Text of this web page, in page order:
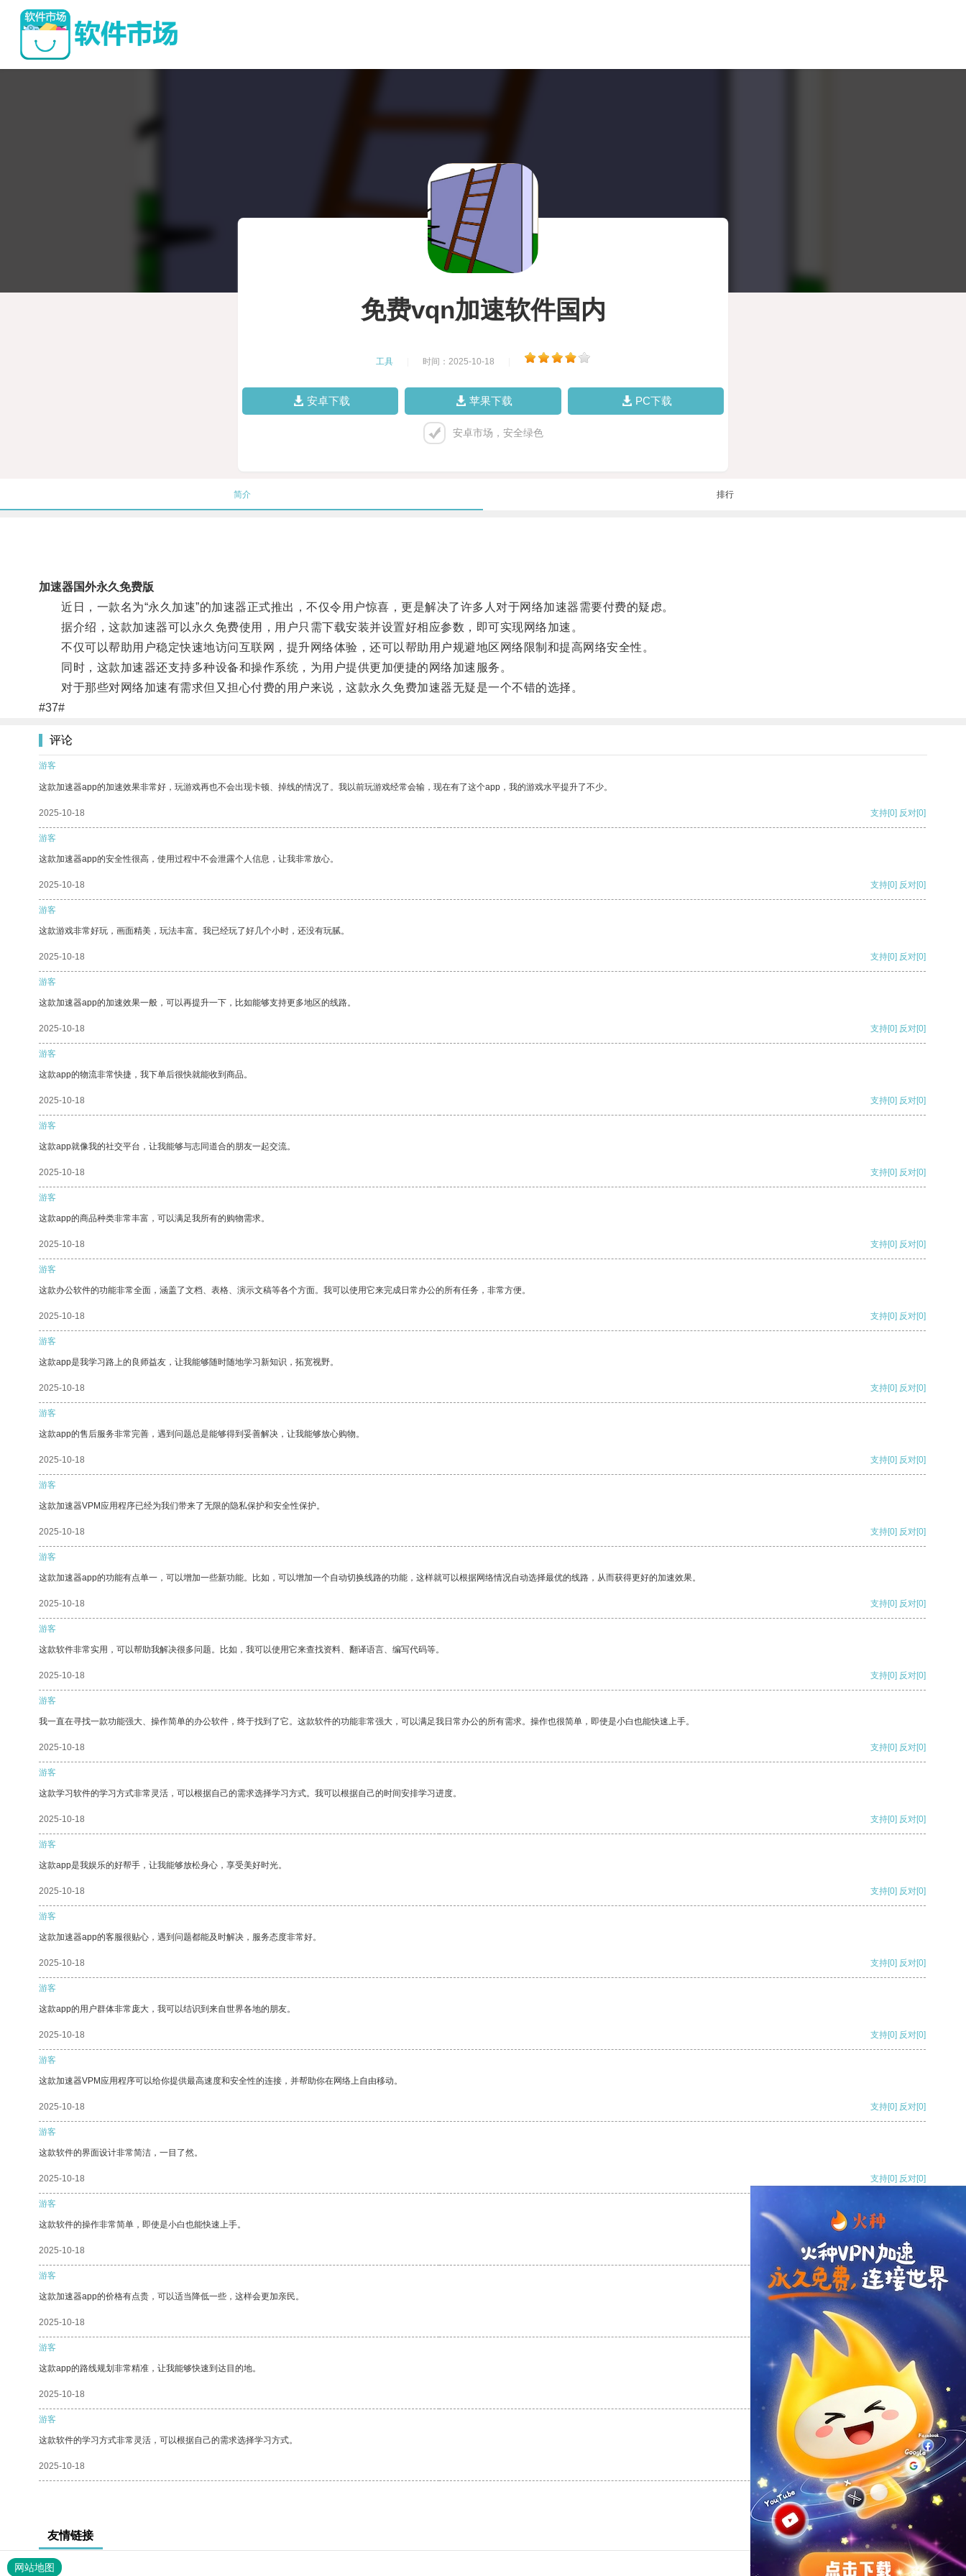
免费vqn加速软件国内
工具 时间：2025-10-18
安卓下载 苹果下载 PC下载
安卓市场，安全绿色
简介 排行
加速器国外永久免费版
近日，一款名为“永久加速”的加速器正式推出，不仅令用户惊喜，更是解决了许多人对于网络加速器需要付费的疑虑。
据介绍，这款加速器可以永久免费使用，用户只需下载安装并设置好相应参数，即可实现网络加速。
不仅可以帮助用户稳定快速地访问互联网，提升网络体验，还可以帮助用户规避地区网络限制和提高网络安全性。
同时，这款加速器还支持多种设备和操作系统，为用户提供更加便捷的网络加速服务。
对于那些对网络加速有需求但又担心付费的用户来说，这款永久免费加速器无疑是一个不错的选择。
#37#
评论
游客
这款加速器app的加速效果非常好，玩游戏再也不会出现卡顿、掉线的情况了。我以前玩游戏经常会输，现在有了这个app，我的游戏水平提升了不少。
2025-10-18 支持[0] 反对[0]
游客
这款加速器app的安全性很高，使用过程中不会泄露个人信息，让我非常放心。
2025-10-18 支持[0] 反对[0]
游客
这款游戏非常好玩，画面精美，玩法丰富。我已经玩了好几个小时，还没有玩腻。
2025-10-18 支持[0] 反对[0]
游客
这款加速器app的加速效果一般，可以再提升一下，比如能够支持更多地区的线路。
2025-10-18 支持[0] 反对[0]
游客
这款app的物流非常快捷，我下单后很快就能收到商品。
2025-10-18 支持[0] 反对[0]
游客
这款app就像我的社交平台，让我能够与志同道合的朋友一起交流。
2025-10-18 支持[0] 反对[0]
游客
这款app的商品种类非常丰富，可以满足我所有的购物需求。
2025-10-18 支持[0] 反对[0]
游客
这款办公软件的功能非常全面，涵盖了文档、表格、演示文稿等各个方面。我可以使用它来完成日常办公的所有任务，非常方便。
2025-10-18 支持[0] 反对[0]
游客
这款app是我学习路上的良师益友，让我能够随时随地学习新知识，拓宽视野。
2025-10-18 支持[0] 反对[0]
游客
这款app的售后服务非常完善，遇到问题总是能够得到妥善解决，让我能够放心购物。
2025-10-18 支持[0] 反对[0]
游客
这款加速器VPM应用程序已经为我们带来了无限的隐私保护和安全性保护。
2025-10-18 支持[0] 反对[0]
游客
这款加速器app的功能有点单一，可以增加一些新功能。比如，可以增加一个自动切换线路的功能，这样就可以根据网络情况自动选择最优的线路，从而获得更好的加速效果。
2025-10-18 支持[0] 反对[0]
游客
这款软件非常实用，可以帮助我解决很多问题。比如，我可以使用它来查找资料、翻译语言、编写代码等。
2025-10-18 支持[0] 反对[0]
游客
我一直在寻找一款功能强大、操作简单的办公软件，终于找到了它。这款软件的功能非常强大，可以满足我日常办公的所有需求。操作也很简单，即使是小白也能快速上手。
2025-10-18 支持[0] 反对[0]
游客
这款学习软件的学习方式非常灵活，可以根据自己的需求选择学习方式。我可以根据自己的时间安排学习进度。
2025-10-18 支持[0] 反对[0]
游客
这款app是我娱乐的好帮手，让我能够放松身心，享受美好时光。
2025-10-18 支持[0] 反对[0]
游客
这款加速器app的客服很贴心，遇到问题都能及时解决，服务态度非常好。
2025-10-18 支持[0] 反对[0]
游客
这款app的用户群体非常庞大，我可以结识到来自世界各地的朋友。
2025-10-18 支持[0] 反对[0]
游客
这款加速器VPM应用程序可以给你提供最高速度和安全性的连接，并帮助你在网络上自由移动。
2025-10-18 支持[0] 反对[0]
游客
这款软件的界面设计非常简洁，一目了然。
2025-10-18 支持[0] 反对[0]
游客
这款软件的操作非常简单，即使是小白也能快速上手。
2025-10-18 支持[0] 反对
游客
这款加速器app的价格有点贵，可以适当降低一些，这样会更加亲民。
2025-10-18 支持
游客
这款app的路线规划非常精准，让我能够快速到达目的地。
2025-10-18 反对 [0]
游客
这款软件的学习方式非常灵活，可以根据自己的需求选择学习方式。
2025-10-18 支持[0] 反对[0]
友情链接
网站地图